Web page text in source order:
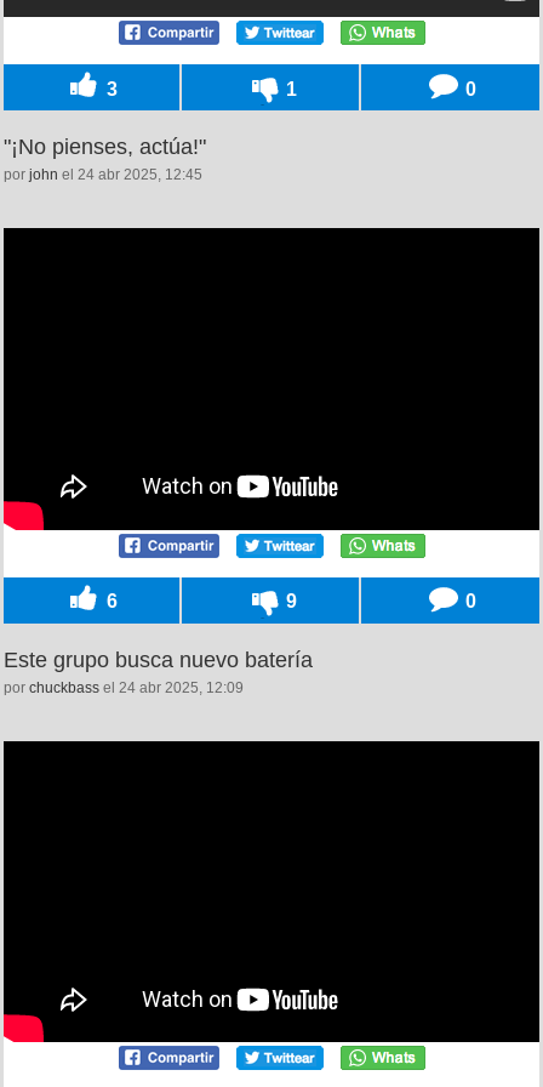
3 1 0
"¡No pienses, actúa!"
por john el 24 abr 2025, 12:45
6 9 0
Este grupo busca nuevo batería
por chuckbass el 24 abr 2025, 12:09